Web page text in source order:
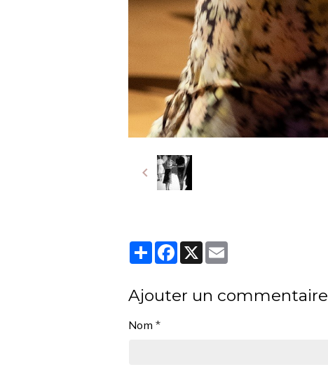
PartagerFacebook
X
Ajouter un commentaire
Nom